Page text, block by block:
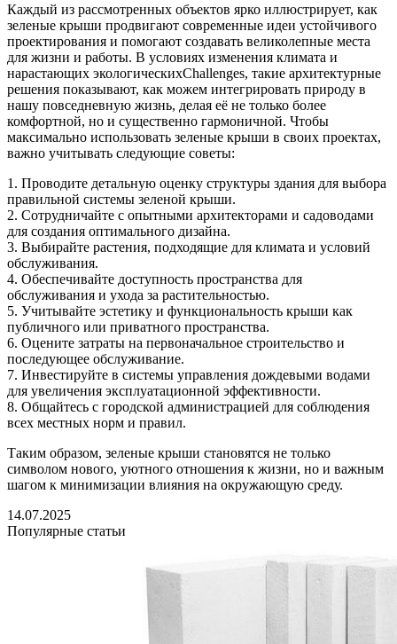
Каждый из рассмотренных объектов ярко иллюстрирует, как
зеленые крыши продвигают современные идеи устойчивого
проектирования и помогают создавать великолепные места
для жизни и работы. В условиях изменения климата и
нарастающих экологическихChallenges, такие архитектурные
решения показывают, как можем интегрировать природу в
нашу повседневную жизнь, делая её не только более
комфортной, но и существенно гармоничной. Чтобы
максимально использовать зеленые крыши в своих проектах,
важно учитывать следующие советы:
1. Проводите детальную оценку структуры здания для выбора
правильной системы зеленой крыши.
2. Сотрудничайте с опытными архитекторами и садоводами
для создания оптимального дизайна.
3. Выбирайте растения, подходящие для климата и условий
обслуживания.
4. Обеспечивайте доступность пространства для
обслуживания и ухода за растительностью.
5. Учитывайте эстетику и функциональность крыши как
публичного или приватного пространства.
6. Оцените затраты на первоначальное строительство и
последующее обслуживание.
7. Инвестируйте в системы управления дождевыми водами
для увеличения эксплуатационной эффективности.
8. Общайтесь с городской администрацией для соблюдения
всех местных норм и правил.
Таким образом, зеленые крыши становятся не только
символом нового, уютного отношения к жизни, но и важным
шагом к минимизации влияния на окружающую среду.
14.07.2025
Популярные статьи